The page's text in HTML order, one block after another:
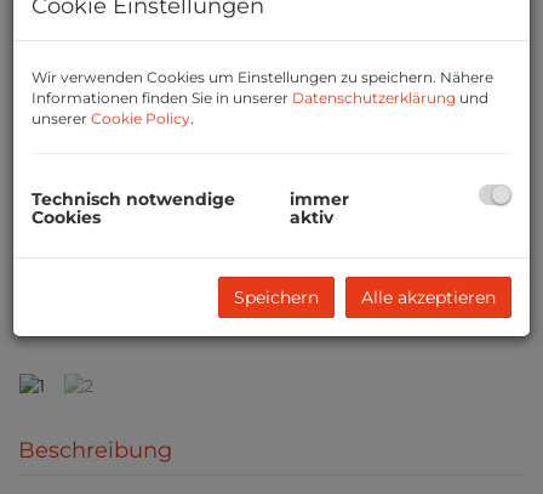
1
Beschreibung
Cookie Einstellungen
Wir verwenden Cookies um Einstellungen zu speichern. Nähere
Informationen finden Sie in unserer Datenschutzerklärung und
unserer Cookie Policy.
Technisch notwendige
Cookies
immer
aktiv
Speichern Alle akzeptieren